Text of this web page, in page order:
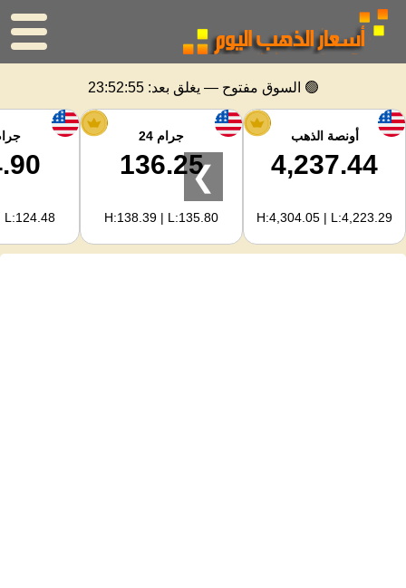
الرئيسية
سعر الذهب
اسعار الفضه
حاسبة الذهب
🟢 السوق مفتوح — يغلق بعد: 23:52:55
أونصة الذهب
4,237.44
H:4,304.05 | L:4,223.29
جرام 24
136.25
H:138.39 | L:135.80
L:124.48
❯